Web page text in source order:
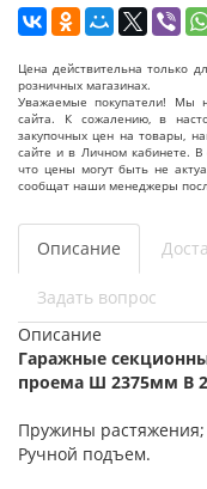
Цена действительна только
розничных магазинах.
Уважаемые покупатели! Мы
сайта. К сожалению, в
закупочных цен на товары,
сайте и в Личном кабинете.
что цены могут быть не
сообщат наши менеджеры
Описание
Задать вопрос
Описание
Гаражные
проема Ш 2375мм В
Пружины растяжения;
Ручной подъем.